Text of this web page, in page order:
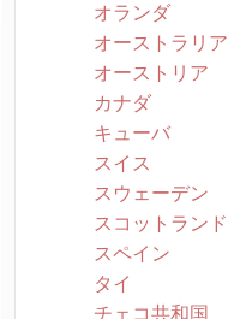
オランダ
オーストラリア
オーストリア
カナダ
キューバ
スイス
スウェーデン
スコットランド
スペイン
タイ
チェコ共和国